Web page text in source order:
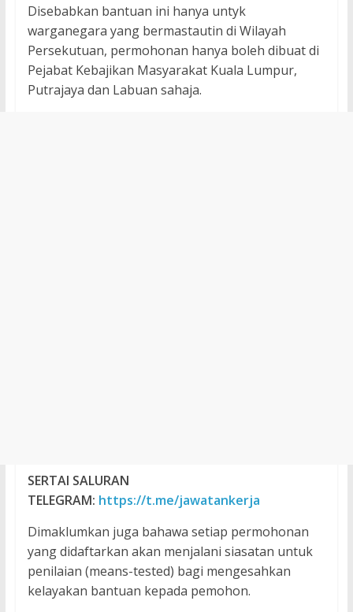
Disebabkan bantuan ini hanya untyk
warganegara yang bermastautin di Wilayah
Persekutuan, permohonan hanya boleh dibuat di
Pejabat Kebajikan Masyarakat Kuala Lumpur,
Putrajaya dan Labuan sahaja.
SERTAI SALURAN
TELEGRAM: https://t.me/jawatankerja
Dimaklumkan juga bahawa setiap permohonan
yang didaftarkan akan menjalani siasatan untuk
penilaian (means-tested) bagi mengesahkan
kelayakan bantuan kepada pemohon.